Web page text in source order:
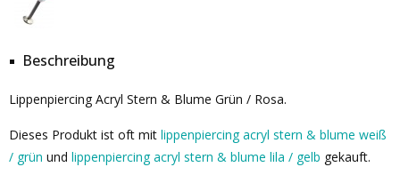
Beschreibung
Lippenpiercing Acryl Stern & Blume Grün / Rosa.
Dieses Produkt ist oft mit lippenpiercing acryl stern & blume weiß
/ grün und lippenpiercing acryl stern & blume lila / gelb gekauft.